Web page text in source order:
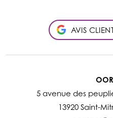
AVIS
5 avenue des
13920 Saint-